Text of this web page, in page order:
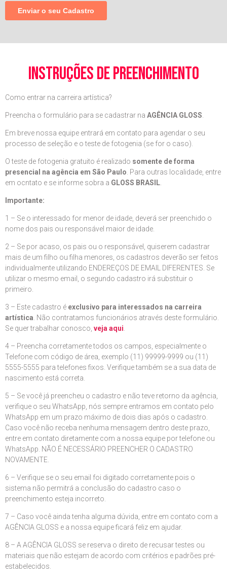
instruções de preenchimento
Como entrar na carreira artística?
Preencha o formulário para se cadastrar na AGÊNCIA GLOSS
Em breve nossa equipe entrará em contato para agendar o seu
processo de seleção e o teste de fotogenia (se for o caso).
O teste de fotogenia gratuito é realizado somente de forma
presencial na agência em São Paulo . Para outras localidade, entre
em ocntato e se informe sobra a GLOSS BRASIL
Importante:
1 – Se o interessado for menor de idade, deverá ser preenchido o
nome dos pais ou responsável maior de idade.
2 – Se por acaso, os pais ou o responsável, quiserem cadastrar
mais de um filho ou filha menores, os cadastros deverão ser feitos
individualmente utilizando ENDEREÇOS DE EMAIL DIFERENTES. Se
utilizar o mesmo email, o segundo cadastro irá substituir o
primeiro.
3 – Este cadastro é exclusivo para interessados na carreira
artística . Não contratamos funcionários através deste formulário.
Se quer trabalhar conosco, veja aqui
4 – Preencha corretamente todos os campos, especialmente o
Telefone com código de área, exemplo (11) 99999-9999 ou (11)
5555-5555 para telefones fixos. Verifique também se a sua data de
nascimento está correta.
5 – Se você já preencheu o cadastro e não teve retorno da agência,
verifique o seu WhatsApp, nós sempre entramos em contato pelo
WhatsApp em um prazo máximo de dois dias após o cadastro.
Caso você não receba nenhuma mensagem dentro deste prazo,
entre em contato diretamente com a nossa equipe por telefone ou
WhatsApp. NÃO É NECESSÁRIO PREENCHER O CADASTRO
NOVAMENTE.
6 – Verifique se o seu email foi digitado corretamente pois o
sistema não permitrá a conclusão do cadastro caso o
preenchimento esteja incorreto.
7 – Caso você ainda tenha alguma dúvida, entre em contato com a
AGÊNCIA GLOSS e a nossa equipe ficará feliz em ajudar.
8 – A AGÊNCIA GLOSS se reserva o direito de recusar testes ou
materiais que não estejam de acordo com critérios e padrões pré-
estabelecidos.